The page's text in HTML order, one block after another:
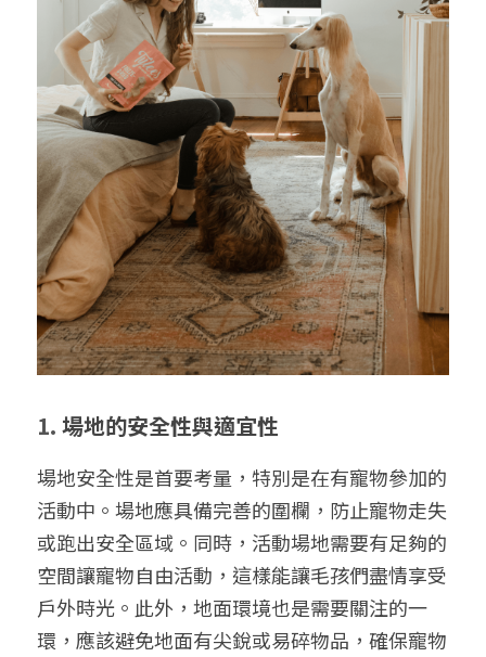
1. 場地的安全性與適宜性
場地安全性是首要考量，特別是在有寵物參加的
活動中。場地應具備完善的圍欄，防止寵物走失
或跑出安全區域。同時，活動場地需要有足夠的
空間讓寵物自由活動，這樣能讓毛孩們盡情享受
戶外時光。此外，地面環境也是需要關注的一
環，應該避免地面有尖銳或易碎物品，確保寵物